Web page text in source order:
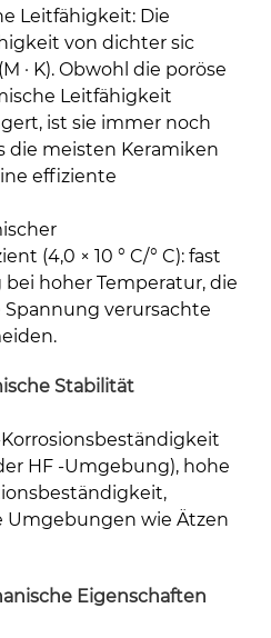
Leitfähigkeit: Die
von dichter sic
· K). Obwohl die poröse
Leitfähigkeit
ist sie immer noch
die meisten Keramiken
effiziente
(4,0 × 10 ° C/° C): fast
hoher Temperatur, die
verursachte
Stabilität
HF -Umgebung), hohe
Umgebungen wie Ätzen
Eigenschaften